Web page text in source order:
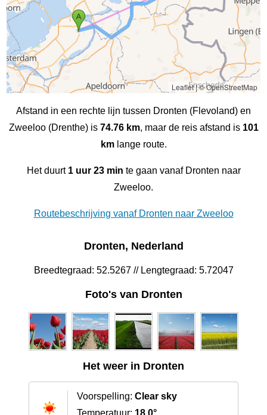
Leaflet|© OpenStreetMap
Afstand in een rechte lijn tussen Dronten (Flevoland) en
Zweeloo (Drenthe) is 74.76 km, maar de reis afstand is 101
kmlange route.
Het duurt 1 uur 23 min te gaan vanaf Dronten naar
Zweeloo.
Routebeschrijving vanaf Dronten naar Zweeloo
Dronten, Nederland
Breedtegraad: 52.5267 // Lengtegraad: 5.72047
Foto's van Dronten
Het weer in Dronten
Voorspelling: Clear sky